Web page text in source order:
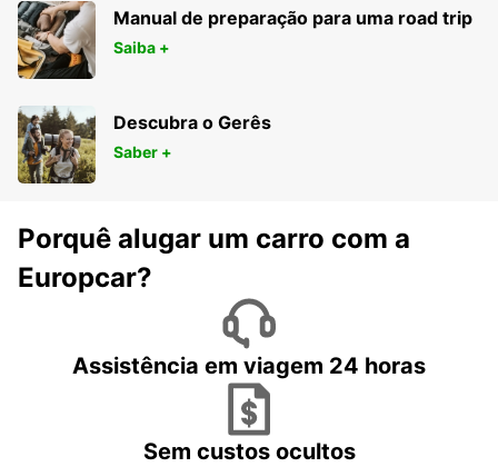
Manual de preparação para uma road trip
Saiba +
Descubra o Gerês
Saber +
Porquê alugar um carro com a
Europcar?
Assistência em viagem 24 horas
Sem custos ocultos